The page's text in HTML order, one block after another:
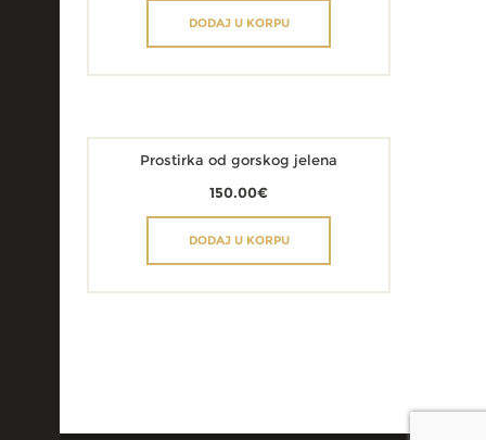
DODAJ U KORPU
Prostirka od gorskog jelena
150.00€
DODAJ U KORPU